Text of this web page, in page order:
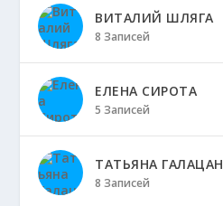
ВИТАЛИЙ ШЛЯГА
8 Записей
ЕЛЕНА СИРОТА
5 Записей
ТАТЬЯНА ГАЛАЦАН
8 Записей